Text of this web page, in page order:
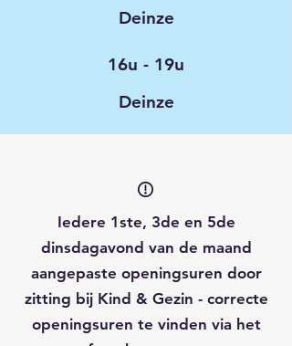
Deinze
16u - 19u
Deinze
Iedere 1ste, 3de en 5de
dinsdagavond van de maand
aangepaste openingsuren door
zitting bij Kind & Gezin - correcte
openingsuren te vinden via het